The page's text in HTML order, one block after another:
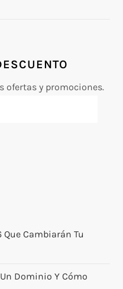
ofertas y promociones.
Cambiarán Tu
Dominio Y Cómo